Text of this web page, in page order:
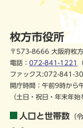
枚方市役所
〒573-8666 大阪府枚
電話： 072-841-1221
ファックス:072-841-
開庁時間：午前9時から
（土日・祝日・年末年始
人口と世帯数 （